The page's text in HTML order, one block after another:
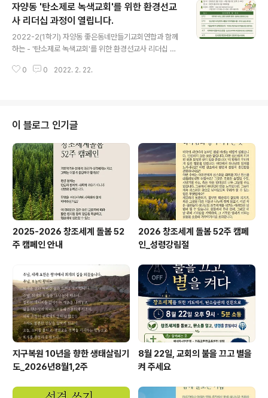
원사업 - 모집대상 : 환경교육사 3급 자격취득 이후 인턴
근무가 가능한자(만19~39세 청년 및 취약계층, 인턴근무
희망자 우대) - 기간/방법 : ~22.4.15(금) 17시까지 / 환경
교육포털사이트 접수 * 공고문 URL : https://www.kee
492e471a31b6aafbcde7..
자양동 '탄소제로 녹색교회'를 위한 환경선교
사 리더십 과정이 열립니다.
2022-2(1학기) 자양동 좋은동네만들기교회연합과 함께
하는 - '탄소제로 녹색교회'를 위한 환경선교사 리더십 과
오후 2~4시) - 장 소 : 요한서울교회 2층 대예배실 - 수강
소제로 녹색교회와 새활용 의식주돌봄서클: 유미호(살림
센터장) 3/26 마을숲에서의 생태환경교육: 박현정(희망의
숲사회적협동조합 운영위원) 4/2 지역에너지전환과 탄소
중립: 신근정(지역에너지전환네트워크 운영위원장) 4/9
탄소중립 좋은동네만들기 공동워크숍(다함께..
0 0 2022. 2. 22.
이 블로그 인기글
2025-2026 창조세계 돌봄 52
주 캠페인 안내
2026 창조세계 돌봄 52주 캠페
인_성령강림절
지구복원 10년을 향한 생태살림기
도_2026년8월1,2주
8월 22일, 교회의 불을 끄고 별을
켜 주세요